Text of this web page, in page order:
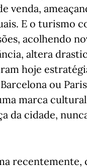
venda,
E o turismo
acolhendo
altera
hoje
ou
marca
da cidade,
recentemente,